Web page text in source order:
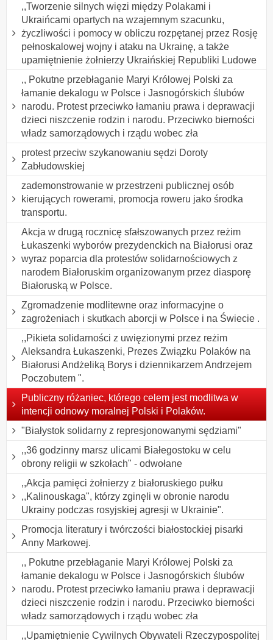
,,Tworzenie silnych więzi między Polakami i
Ukraińcami opartych na wzajemnym szacunku,
życzliwości i pomocy w obliczu rozpętanej przez Rosję
pełnoskalowej wojny i ataku na Ukrainę, a także
upamiętnienie żołnierzy Ukraińskiej Republiki Ludowe
,, Pokutne przebłaganie Maryi Królowej Polski za
łamanie dekalogu w Polsce i Jasnogórskich ślubów
narodu. Protest przeciwko łamaniu prawa i deprawacji
dzieci niszczenie rodzin i narodu. Przeciwko bierności
władz samorządowych i rządu wobec zła
protest przeciw szykanowaniu sędzi Doroty
Zabłudowskiej
zademonstrowanie w przestrzeni publicznej osób
kierujących rowerami, promocja roweru jako środka
transportu.
Akcja w drugą rocznicę sfałszowanych przez reżim
Łukaszenki wyborów prezydenckich na Białorusi oraz
wyraz poparcia dla protestów solidarnościowych z
narodem Białoruskim organizowanym przez diasporę
Białoruską w Polsce.
Zgromadzenie modlitewne oraz informacyjne o
zagrożeniach i skutkach aborcji w Polsce i na Świecie .
,,Pikieta solidarności z uwięzionymi przez reżim
Aleksandra Łukaszenki, Prezes Związku Polaków na
Białorusi Andżeliką Borys i dziennikarzem Andrzejem
Poczobutem ".
Publiczny różaniec, którego celem jest modlitwa w
intencji odnowy moralnej Polski i Polaków.
"Białystok solidarny z represjonowanymi sędziami"
,,36 godzinny marsz ulicami Białegostoku w celu
obrony religii w szkołach" - odwołane
,,Akcja pamięci żołnierzy z białoruskiego pułku
,,Kalinouskaga", którzy zginęli w obronie narodu
Ukrainy podczas rosyjskiej agresji w Ukrainie".
Promocja literatury i twórczości białostockiej pisarki
Anny Markowej.
,, Pokutne przebłaganie Maryi Królowej Polski za
łamanie dekalogu w Polsce i Jasnogórskich ślubów
narodu. Protest przeciwko łamaniu prawa i deprawacji
dzieci niszczenie rodzin i narodu. Przeciwko bierności
władz samorządowych i rządu wobec zła
,,Upamiętnienie Cywilnych Obywateli Rzeczypospolitej